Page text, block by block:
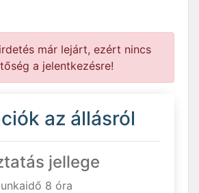
már lejárt, ezért nincs
a jelentkezésre!
az állásról
jellege
8 óra